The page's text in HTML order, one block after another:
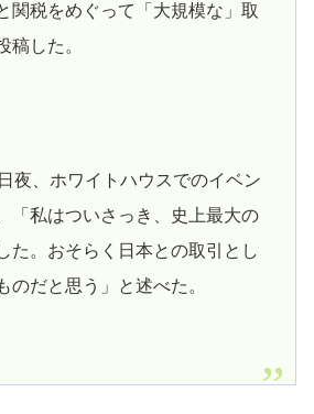
関税をめぐって「大規模な」取
稿した。
夜、ホワイトハウスでのイベン
「私はついさっき、史上最大の
た。おそらく日本との取引とし
のだと思う」と述べた。